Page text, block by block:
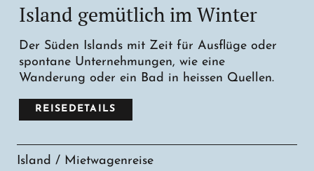
Island gemütlich im Winter
Der Süden Islands mit Zeit für Ausflüge oder
spontane Unternehmungen, wie eine
Wanderung oder ein Bad in heissen Quellen.
REISEDETAILS
Island / Mietwagenreise